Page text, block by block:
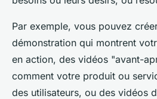
Par exemple, vous pouvez
démonstration qui montrent
en action, des vidéos "avant-
comment votre produit ou
des utilisateurs, ou des vidéos